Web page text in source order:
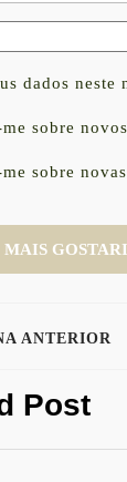
dados
sobre
sobre
ANTERIOR
Post